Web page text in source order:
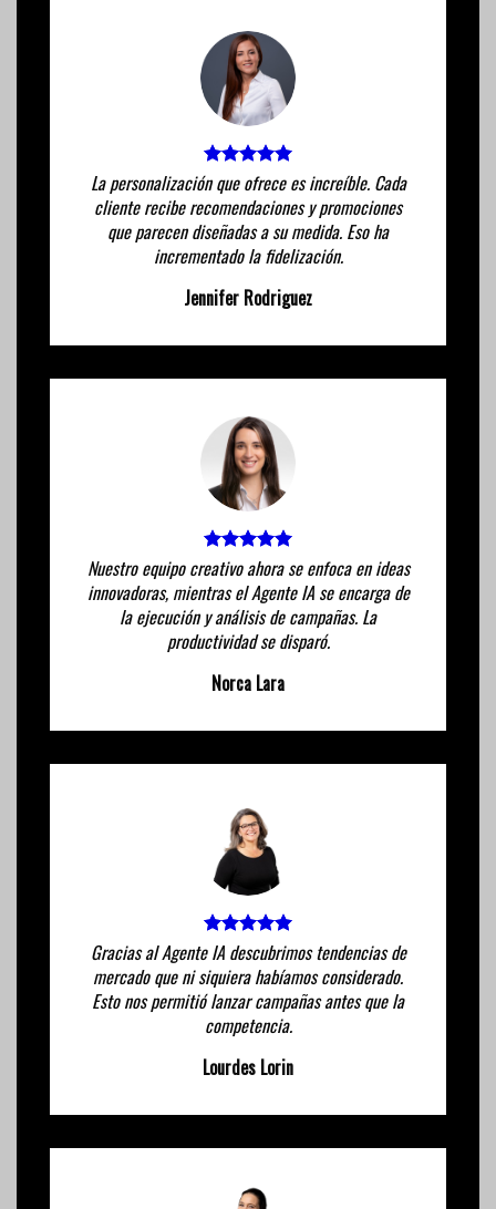
La personalización que ofrece es increíble. Cada
cliente recibe recomendaciones y promociones
que parecen diseñadas a su medida. Eso ha
incrementado la fidelización.
Jennifer Rodriguez
Nuestro equipo creativo ahora se enfoca en ideas
innovadoras, mientras el Agente IA se encarga de
la ejecución y análisis de campañas. La
productividad se disparó.
Norca Lara
Gracias al Agente IA descubrimos tendencias de
mercado que ni siquiera habíamos considerado.
Esto nos permitió lanzar campañas antes que la
competencia.
Lourdes Lorin